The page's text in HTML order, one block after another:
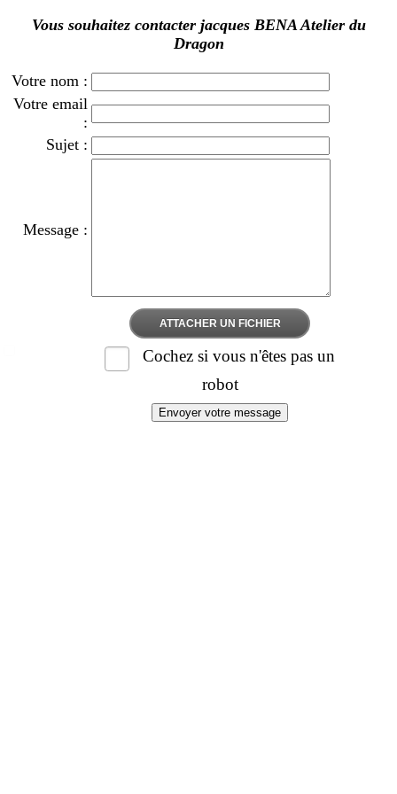
Vous souhaitez contacter jacques BENA Atelier du
Dragon
Votre nom :
Votre email
:
Sujet :
Message :
ATTACHER UN FICHIER
Cochez si vous n'êtes pas un
robot